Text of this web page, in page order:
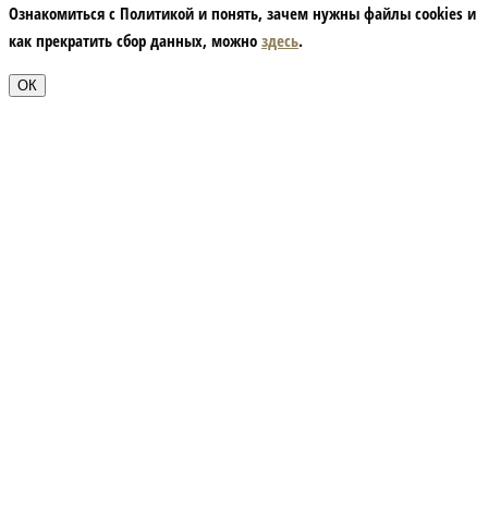
Ознакомиться с Политикой и понять, зачем нужны файлы сookies и
как прекратить сбор данных, можно здесь.
ОК